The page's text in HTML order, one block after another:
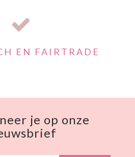
EN FAIRTRADE
je op onze